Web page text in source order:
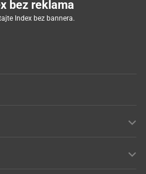
bez reklama
Index bez bannera.